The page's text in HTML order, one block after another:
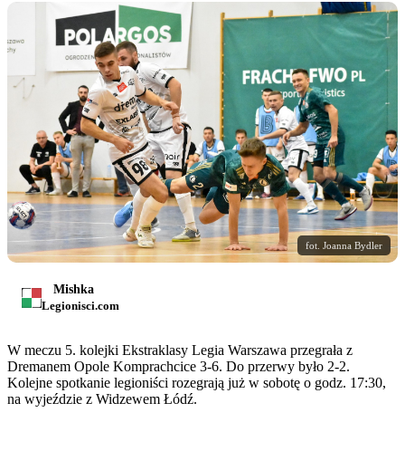
fot. Joanna Bydler
Mishka
Legionisci.com
W meczu 5. kolejki Ekstraklasy Legia Warszawa przegrała z
Dremanem Opole Komprachcice 3-6. Do przerwy było 2-2.
Kolejne spotkanie legioniści rozegrają już w sobotę o godz. 17:30,
na wyjeździe z Widzewem Łódź.